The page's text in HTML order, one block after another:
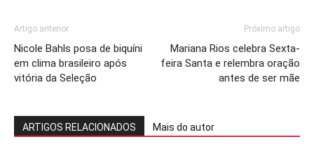
Artigo anterior
Nicole Bahls posa de biquíni
em clima brasileiro após
vitória da Seleção
Próximo artigo
Mariana Rios celebra Sexta-
feira Santa e relembra oração
antes de ser mãe
ARTIGOS RELACIONADOS Mais do autor